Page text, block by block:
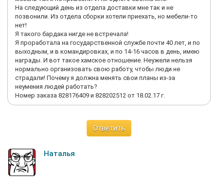
На следующий день из отдела доставки мне так и не
позвонили. Из отдела сборки хотели приехать, но мебели-то
нет!
Я такого бардака нигде не встречала!
Я проработала на государственной службе почти 40 лет, и по
выходным, и в командировках, и по 14-16 часов в день, имею
награды. И вот такое хамское отношение. Неужели нельзя
нормально организовать свою работу, чтобы люди не
страдали! Почему я должна менять свои планы из-за
неумения людей работать?
Номер заказа 828176409 и 828202512 от 18.02.17 г.
Ответить
Наталья